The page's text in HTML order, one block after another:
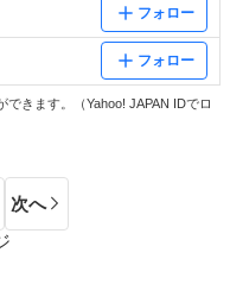
フォロー
フォロー
きます。（Yahoo! JAPAN IDでロ
次へ